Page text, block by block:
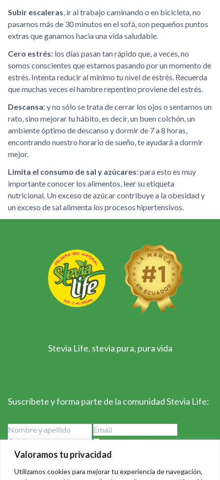
Valoramos tu privacidad
Utilizamos cookies para mejorar tu experiencia de navegación,
Subir escaleras, ir al trabajo caminando o en bicicleta, no
pasarnos más de 30 minutos en el sofá, son pequeños puntos
extras que ganamos hacia una vida saludable.
Cero estrés: los días pasan tan rápido que, a veces, no
somos conscientes que estamos pasando por un momento de
estrés. Intenta reducir al mínimo tu nivel de estrés. Recuerda
que muchas veces el hambre repentino proviene del estrés.
Descansa: y no sólo se trata de cerrar los ojos o sentarnos un
rato, sino mejorar tu hábito, es decir, un buen colchón, un
ambiente óptimo de descanso y dormir de 7 a 8 horas,
encontrando nuestro horario de sueño, te ayudará a dormir
mejor.
Limita el consumo de sal y azúcares: para esto es muy
importante conocer los alimentos, leer su etiqueta
nutricional. Un exceso de azúcar contribuye a la obesidad y
un exceso de sal alimenta los procesos hipertensivos.
Stevia Life, stevia pura, pura vida
Suscríbete y forma parte de la comunidad Stevia Life:
He leído y acepto los términos y
condiciones